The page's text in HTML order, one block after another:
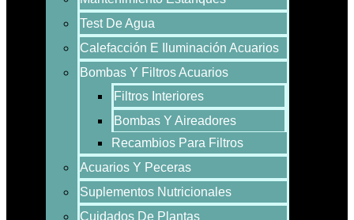
Test De Agua
Calefacción E Iluminación Acuarios
Bombas Y Filtros Acuarios
Filtros Interiores
Bombas Y Aireadores
Recambios Para Filtros
Acuarios Y Peceras
Suplementos Nutricionales
Cuidados De Plantas